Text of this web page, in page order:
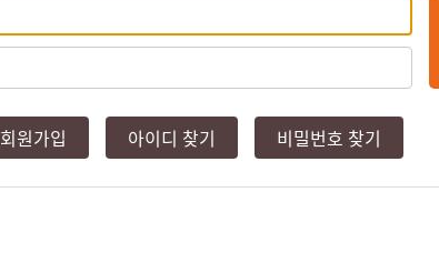
회원가입 아이디 찾기 비밀번호 찾기